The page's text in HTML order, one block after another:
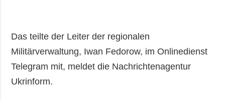
Das teilte der Leiter der regionalen
Militärverwaltung, Iwan Fedorow, im Onlinedienst
Telegram mit, meldet die Nachrichtenagentur
Ukrinform.